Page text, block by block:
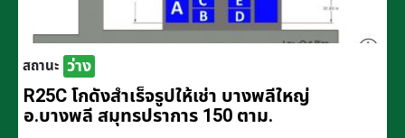
สถานะ ว่าง
R25C โกดังสำเร็จรูปให้เช่า บางพลีใหญ่
อ.บางพลี สมุทรปราการ 150 ตาม.